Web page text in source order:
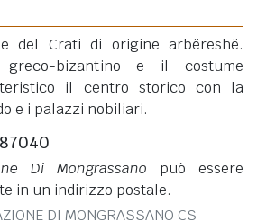
del Crati di origine arbëreshë.
bizantino e il costume
il centro storico con la
e i palazzi nobiliari.
Di Mongrassano può essere
in un indirizzo postale.
DI MONGRASSANO CS